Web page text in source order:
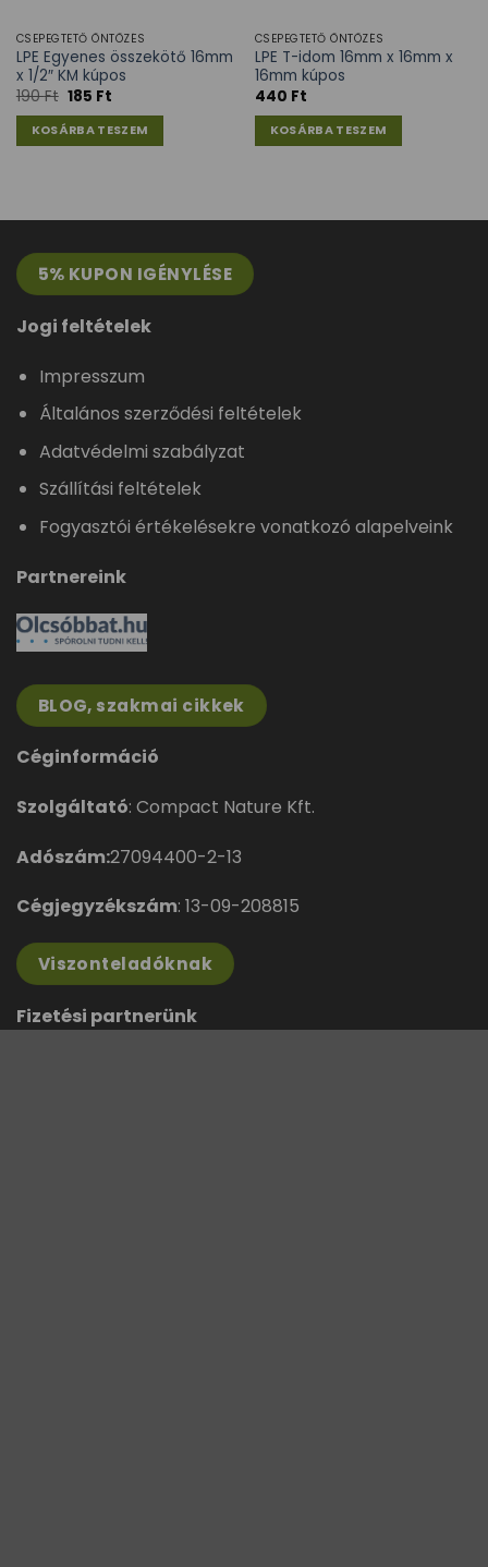
CSEPEGTETŐ ÖNTÖZÉS
LPE Egyenes összekötő 16mm
x 1/2″ KM kúpos
190Ft 185 Ft
KOSÁRBA TESZEM
CSEPEGTETŐ ÖNTÖZÉS
LPE T-idom 16mm x 16mm x
16mm kúpos
440 Ft
KOSÁRBA TESZEM
5% KUPON IGÉNYLÉSE
Jogi feltételek
Impresszum
Általános szerződési feltételek
Adatvédelmi szabályzat
Szállítási feltételek
Fogyasztói értékelésekre vonatkozó alapelveink
Partnereink
BLOG, szakmai cikkek
Céginformáció
Szolgáltató: Compact Nature Kft.
Adószám:27094400-2-13
Cégjegyzékszám: 13-09-208815
Viszonteladóknak
Fizetési partnerünk